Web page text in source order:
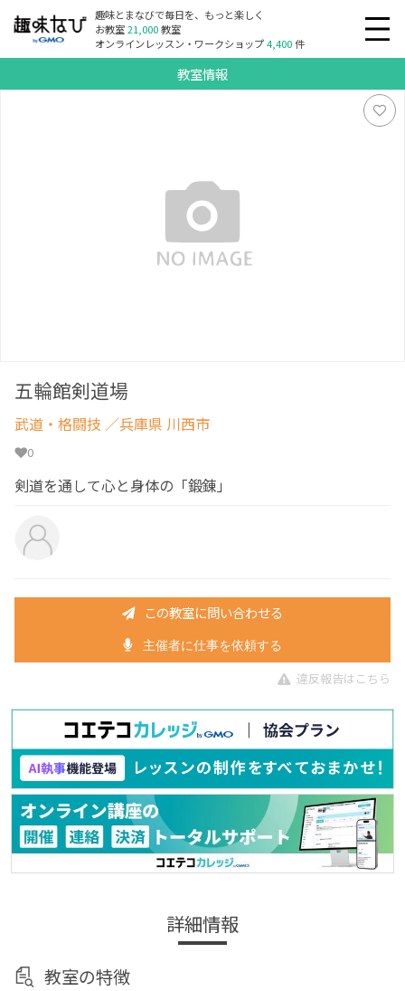
趣味とまなびで毎日を、もっと楽しく
お教室21,000教室
オンラインレッスン・ワークショップ4,400件
教室情報
五輪館剣道場
武道・格闘技 ／兵庫県 川西市
0
剣道を通して心と身体の「鍛錬」
この教室に問い合わせる
主催者に仕事を依頼する
違反報告はこちら
詳細情報
教室の特徴